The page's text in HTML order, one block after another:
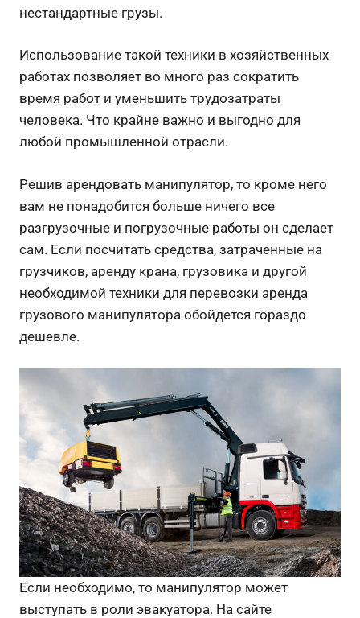
нестандартные грузы.
Использование такой техники в хозяйственных
работах позволяет во много раз сократить
время работ и уменьшить трудозатраты
человека. Что крайне важно и выгодно для
любой промышленной отрасли.
Решив арендовать манипулятор, то кроме него
вам не понадобится больше ничего все
разгрузочные и погрузочные работы он сделает
сам. Если посчитать средства, затраченные на
грузчиков, аренду крана, грузовика и другой
необходимой техники для перевозки аренда
грузового манипулятора обойдется гораздо
дешевле.
Если необходимо, то манипулятор может
выступать в роли эвакуатора. На сайте